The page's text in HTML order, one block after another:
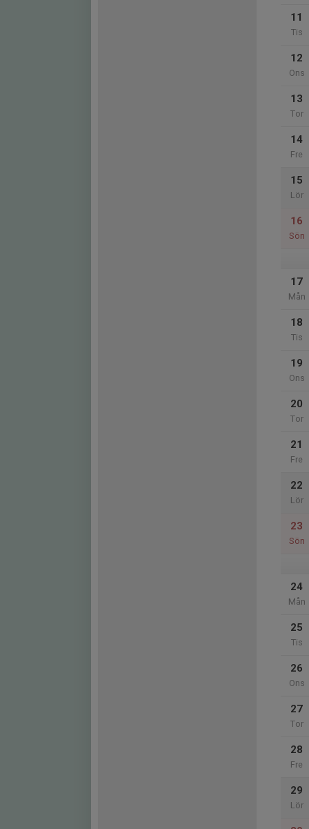
11
Tis
12
Ons
13
Tor
14
Fre
15
Lör
16
Sön
17
Mån
18
Tis
19
Ons
20
Tor
21
Fre
22
Lör
23
Sön
24
Mån
25
Tis
26
Ons
27
Tor
28
Fre
29
Lör